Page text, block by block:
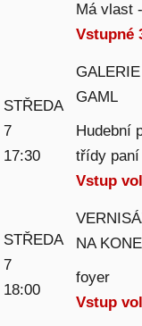
Má vlast
Vstupné
STŘEDA
7
17:30
GAML
Hudební
třídy
Vstup
STŘEDA
7
18:00
NA
foyer
Vstup